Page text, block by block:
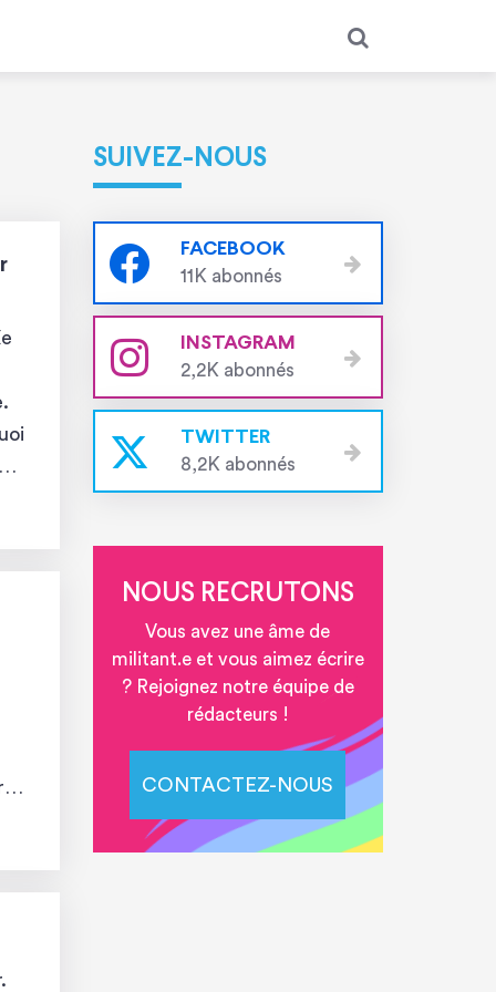
si
SUIVEZ-NOUS
FACEBOOK
11K abonnés
INSTAGRAM
2,2K abonnés
TWITTER
8,2K abonnés
NOUS RECRUTONS
Vous avez une âme de
militant.e et vous aimez écrire
? Rejoignez notre équipe de
rédacteurs !
CONTACTEZ-NOUS